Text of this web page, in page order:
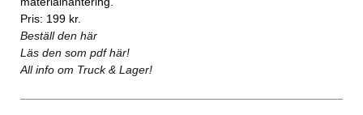
Pris: 199 kr.
Beställ den här
Läs den som pdf här!
All info om Truck & Lager!